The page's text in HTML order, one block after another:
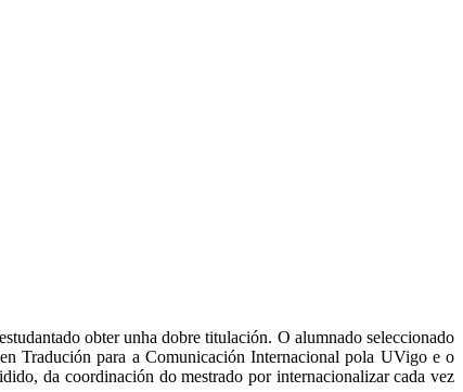
obter unha dobre titulación. O alumnado seleccionado
Tradución para a Comunicación Internacional pola UVigo e o
da coordinación do mestrado por internacionalizar cada vez